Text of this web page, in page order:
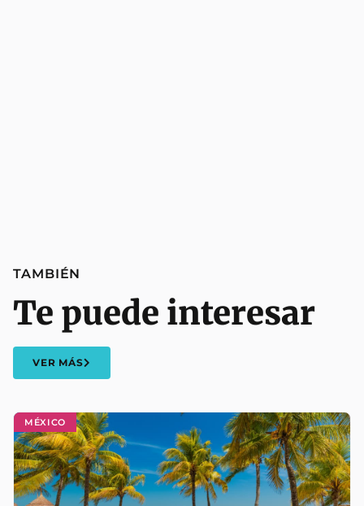
MÉXICO
TAMBIÉN
Te puede interesar
VER MÁS